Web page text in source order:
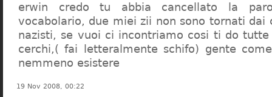
erwin credo tu abbia cancellato la
vocabolario, due miei zii non sono tornati dai
nazisti, se vuoi ci incontriamo cosi ti do tutte
cerchi,( fai letteralmente schifo) gente
nemmeno esistere
19 Nov 2008, 00:22